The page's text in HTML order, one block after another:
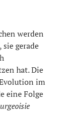
werden
gerade
hat. Die
im
eine Folge